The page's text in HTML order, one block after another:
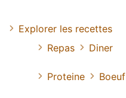
Explorer les recettes
Repas
Diner
Proteine Boeuf